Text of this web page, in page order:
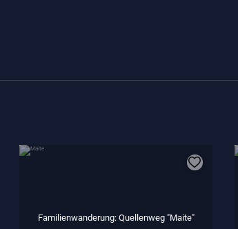
Familienwanderung: Quellenweg "Maite"